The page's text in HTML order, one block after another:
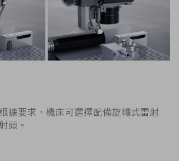
據要求，機床可選擇配備旋轉式雷射
頭。